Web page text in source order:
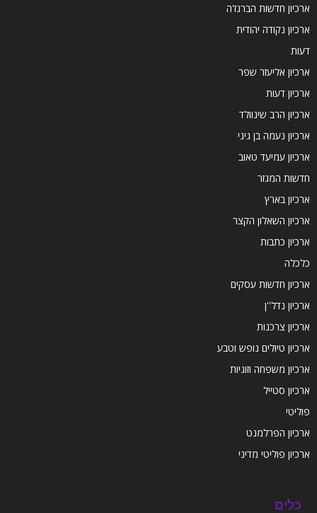
ארכיון חדשות הברנז'ה
ארכיון נקודה יהודית
דעות
ארכיון אליעזר שפר
ארכיון דעות
ארכיון הרב שינוולד
ארכיון נעמה בן גיגי
ארכיון עמיעד טאוב
חדשות המגזר
ארכיון בארץ
ארכיון השאלון הקצר
ארכיון כתבות
כלכלה
ארכיון חדשות עסקים
ארכיון נדל''ן
ארכיון צרכנות
ארכיון טיולים נופש וטבע
ארכיון משפחה וזוגיות
ארכיון סטייל
פוליטי
ארכיון הפרלמנט
ארכיון פוליטי מדיני
כלים